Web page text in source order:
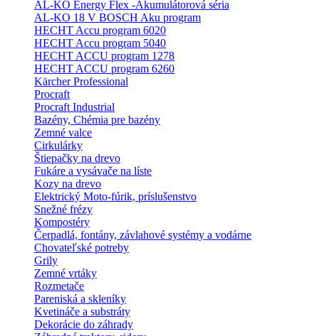
AL-KO Energy Flex -Akumulátorová séria
AL-KO 18 V BOSCH Aku program
HECHT Accu program 6020
HECHT Accu program 5040
HECHT ACCU program 1278
HECHT ACCU program 6260
Kärcher Professional
Procraft
Procraft Industrial
Bazény, Chémia pre bazény
Zemné valce
Cirkulárky
Štiepačky na drevo
Fukáre a vysávače na líste
Kozy na drevo
Elektrický Moto-fúrik, príslušenstvo
Snežné frézy
Kompostéry
Čerpadlá, fontány, závlahové systémy a vodárne
Chovateľské potreby
Grily
Zemné vrtáky
Rozmetače
Pareniská a skleníky
Kvetináče a substráty
Dekorácie do záhrady